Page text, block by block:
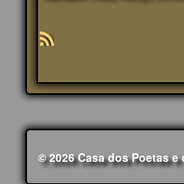
© 2026 Casa dos Poetas